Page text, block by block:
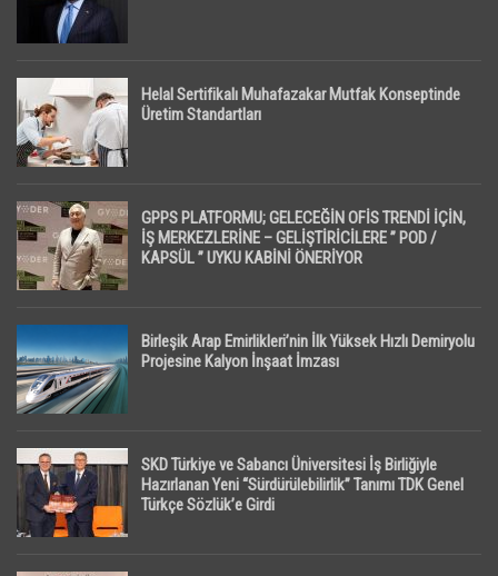
Helal Sertifikalı Muhafazakar Mutfak Konseptinde
Üretim Standartları
GPPS PLATFORMU; GELECEĞİN OFİS TRENDİ İÇİN,
İŞ MERKEZLERİNE – GELİŞTİRİCİLERE ” POD /
KAPSÜL ” UYKU KABİNİ ÖNERİYOR
Birleşik Arap Emirlikleri’nin İlk Yüksek Hızlı Demiryolu
Projesine Kalyon İnşaat İmzası
SKD Türkiye ve Sabancı Üniversitesi İş Birliğiyle
Hazırlanan Yeni “Sürdürülebilirlik” Tanımı TDK Genel
Türkçe Sözlük’e Girdi